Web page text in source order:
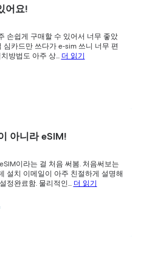
어요!
손쉽게 구매할 수 있어서 너무 좋았
심카드만 쓰다가 e-sim 쓰니 너무 편
방법도 아주 상... 더 읽기
아니라 eSIM!
이라는 걸 처음 써봄. 처음써보는
설치 이메일이 아주 친절하게 설명해
정완료함. 물리적인... 더 읽기